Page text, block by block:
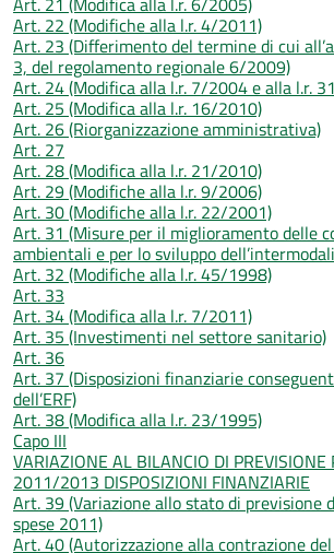
Art. 22 (Modifiche alla l.r. 4/2011)
Art. 23 (Differimento del termine di cui
3, del regolamento regionale 6/2009)
Art. 24 (Modifica alla l.r. 7/2004 e alla l.r.
Art. 25 (Modifica alla l.r. 16/2010)
Art. 26 (Riorganizzazione amministrativa)
Art. 27
Art. 28 (Modifica alla l.r. 21/2010)
Art. 29 (Modifiche alla l.r. 9/2006)
Art. 30 (Modifiche alla l.r. 22/2001)
Art. 31 (Misure per il miglioramento delle
ambientali e per lo sviluppo
Art. 32 (Modifiche alla l.r. 45/1998)
Art. 33
Art. 34 (Modifica alla l.r. 7/2011)
Art. 35 (Investimenti nel settore sanitario)
Art. 36
Art. 37 (Disposizioni finanziarie
dell’ERF)
Art. 38 (Modifica alla l.r. 23/1995)
Capo III
VARIAZIONE AL BILANCIO DI PREVISIONE
2011/2013 DISPOSIZIONI FINANZIARIE
Art. 39 (Variazione allo stato di previsione
spese 2011)
Art. 40 (Autorizzazione alla contrazione